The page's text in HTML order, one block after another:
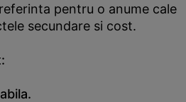
pentru o anume cale
secundare si cost.